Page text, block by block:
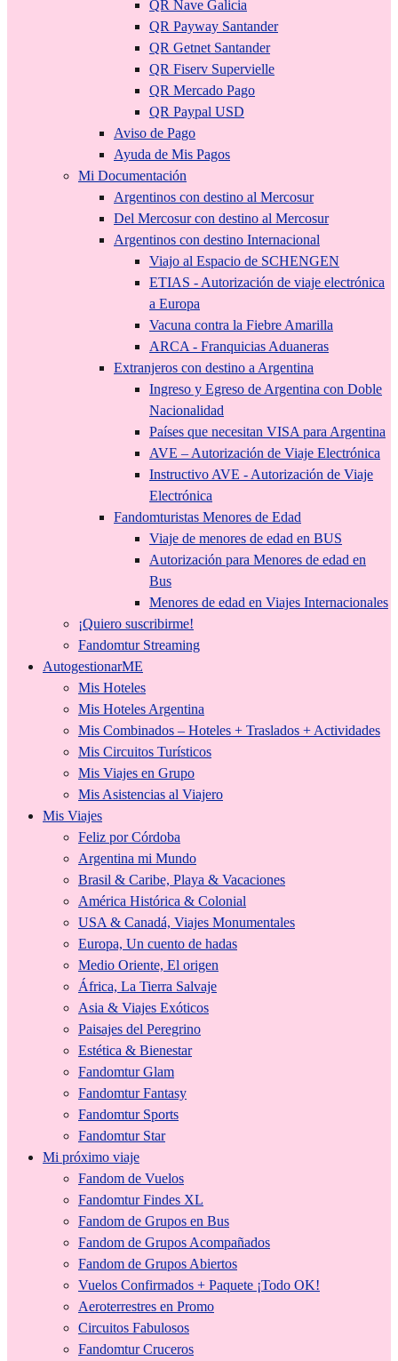
QR Nave Galicia
QR Payway Santander
QR Getnet Santander
QR Fiserv Supervielle
QR Mercado Pago
QR Paypal USD
Aviso de Pago
Ayuda de Mis Pagos
Mi Documentación
Argentinos con destino al Mercosur
Del Mercosur con destino al Mercosur
Argentinos con destino Internacional
Viajo al Espacio de SCHENGEN
ETIAS - Autorización de viaje electrónica
a Europa
Vacuna contra la Fiebre Amarilla
ARCA - Franquicias Aduaneras
Extranjeros con destino a Argentina
Ingreso y Egreso de Argentina con Doble
Nacionalidad
Países que necesitan VISA para Argentina
AVE – Autorización de Viaje Electrónica
Instructivo AVE - Autorización de Viaje
Electrónica
Fandomturistas Menores de Edad
Viaje de menores de edad en BUS
Autorización para Menores de edad en
Bus
Menores de edad en Viajes Internacionales
¡Quiero suscribirme!
Fandomtur Streaming
AutogestionarME
Mis Hoteles
Mis Hoteles Argentina
Mis Combinados – Hoteles + Traslados + Actividades
Mis Circuitos Turísticos
Mis Viajes en Grupo
Mis Asistencias al Viajero
Mis Viajes
Feliz por Córdoba
Argentina mi Mundo
Brasil & Caribe, Playa & Vacaciones
América Histórica & Colonial
USA & Canadá, Viajes Monumentales
Europa, Un cuento de hadas
Medio Oriente, El origen
África, La Tierra Salvaje
Asia & Viajes Exóticos
Paisajes del Peregrino
Estética & Bienestar
Fandomtur Glam
Fandomtur Fantasy
Fandomtur Sports
Fandomtur Star
Mi próximo viaje
Fandom de Vuelos
Fandomtur Findes XL
Fandom de Grupos en Bus
Fandom de Grupos Acompañados
Fandom de Grupos Abiertos
Vuelos Confirmados + Paquete ¡Todo OK!
Aeroterrestres en Promo
Circuitos Fabulosos
Fandomtur Cruceros